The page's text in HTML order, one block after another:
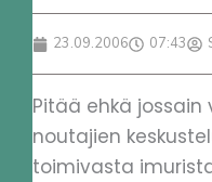
23.09.2006 07:43
Pitää ehkä
noutajien
toimivasta